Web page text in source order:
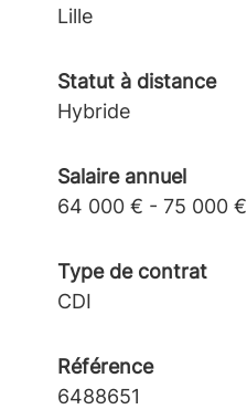
Lille
Statut à distance
Hybride
Salaire annuel
64 000 € - 75 000 €
Type de contrat
CDI
Référence
6488651